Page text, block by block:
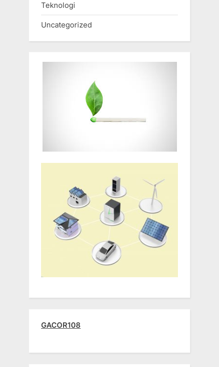
Teknologi
Uncategorized
GACOR108